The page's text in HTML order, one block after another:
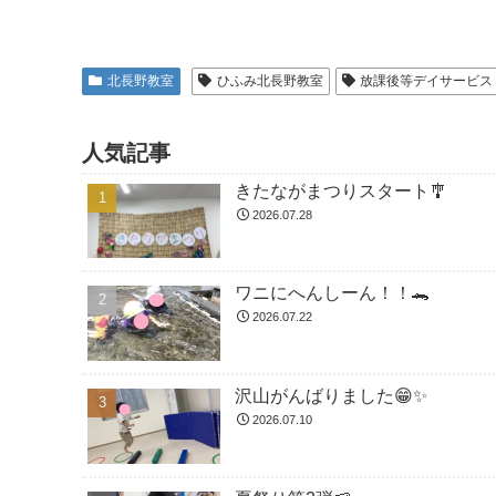
北長野教室 ひふみ北長野教室 放課後等デイサービス
人気記事
きたながまつりスタート🎐
2026.07.28
ワニにへんしーん！！🐊
2026.07.22
沢山がんばりました😁✨
2026.07.10